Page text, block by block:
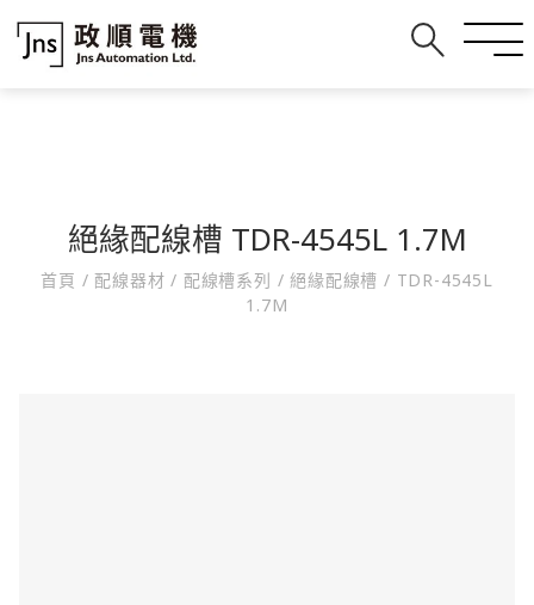
絕緣配線槽 TDR-4545L 1.7M
首頁 / 配線器材/ 配線槽系列 / 絕緣配線槽/ TDR-4545L
1.7M